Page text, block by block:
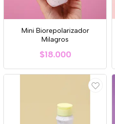
Mini Biorepolarizador
Milagros
$18.000